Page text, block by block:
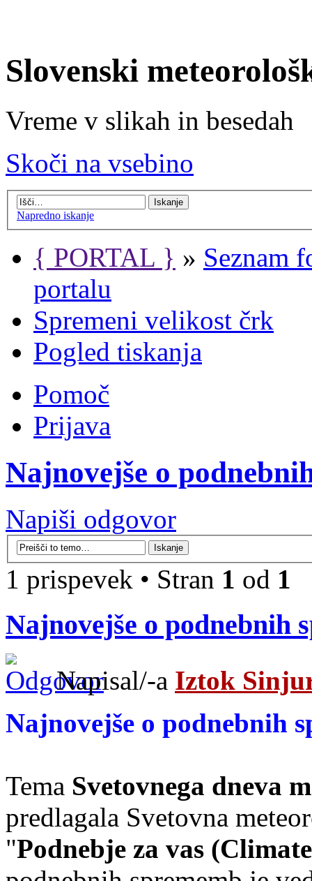
Slovenski
Vreme v slikah in besedah
Skoči na vsebino
Napredno iskanje
{ PORTAL } » Seznam
portalu
Spremeni velikost črk
Pogled tiskanja
Pomoč
Prijava
Najnovejše o
Napiši odgovor
1 prispevek • Stran 1 od 1
Najnovejše o podnebnih
Napisal/-a Iztok
Najnovejše o podnebnih
Tema Svetovnega dneva
predlagala Svetovna
"Podnebje za vas